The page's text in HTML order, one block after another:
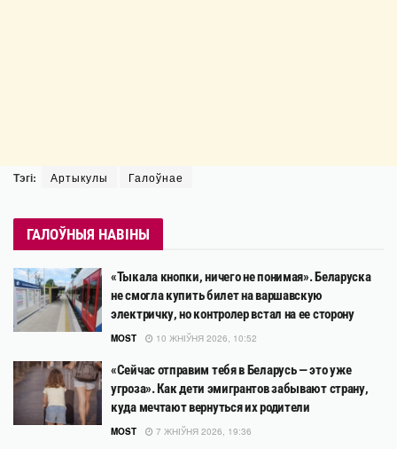
Тэгі: Артыкулы Галоўнае
ГАЛОЎНЫЯ НАВІНЫ
«Тыкала кнопки, ничего не понимая». Беларуска
не смогла купить билет на варшавскую
электричку, но контролер встал на ее сторону
MOST 10 ЖНІЎНЯ 2026, 10:52
«Сейчас отправим тебя в Беларусь — это уже
угроза». Как дети эмигрантов забывают страну,
куда мечтают вернуться их родители
MOST 7 ЖНІЎНЯ 2026, 19:36